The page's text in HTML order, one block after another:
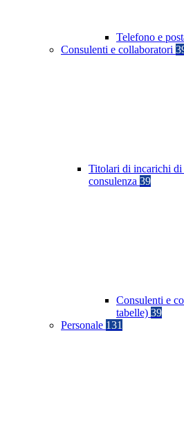
Telefono e
Consulenti e collaboratori
Titolari di incarichi di
consulenza 39
Consulenti e
tabelle) 39
Personale 131